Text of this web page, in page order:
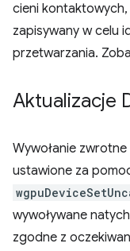
cieni
zapisywany w celu
przetwarzania.
Aktualizacje
Wywołanie
ustawione za
wywoływane
zgodne z